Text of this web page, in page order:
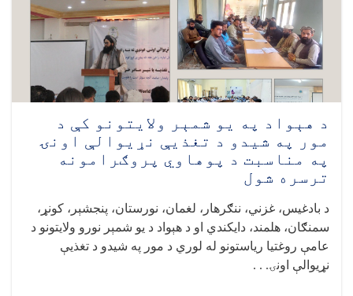
د هېواد په یو شمېر ولایتونو کې د
مور په شیدو د تغذیې نړیوالې اونۍ
په مناسبت د پوهاوي پروګرامونه
ترسره شول
د بادغیس، غزني، ننګرهار، لغمان، نورستان، پنجشېر، کونړ،
سمنګان، هلمند، دایکندي او د هېواد د یو شمېر نورو ولایتونو د
عامې روغتیا ریاستونو له لوري د مور په شیدو د تغذیې
نړیوالې اونۍ. . .